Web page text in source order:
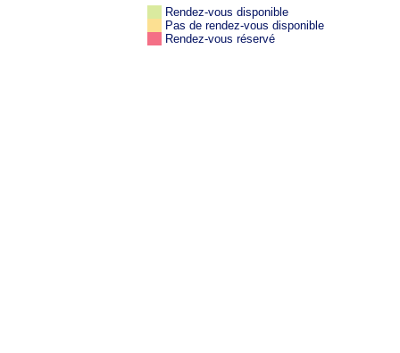
Rendez-vous disponible
Pas de rendez-vous disponible
Rendez-vous réservé